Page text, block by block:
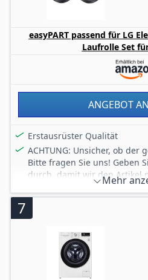
der Trockner lässt sich
Zuhause aufstellen und
Stromanschluss
easyPART passend für LG
Laufrolle Set
ANGEBOT
Erstausrüster Qualität
ACHTUNG: Unsicher, ob der
Bitte fragen Sie uns! Geben
durch, damit wir den Artikel
Artikel nicht passend sein
passenden Ersatz-Artikel
auf Amazon gelistet
Hinweise, sowie passendes
Erweiterungsartikel zum
unserem eigenen Onlineshop.
Interne Artikelnummer:
Mehr
7